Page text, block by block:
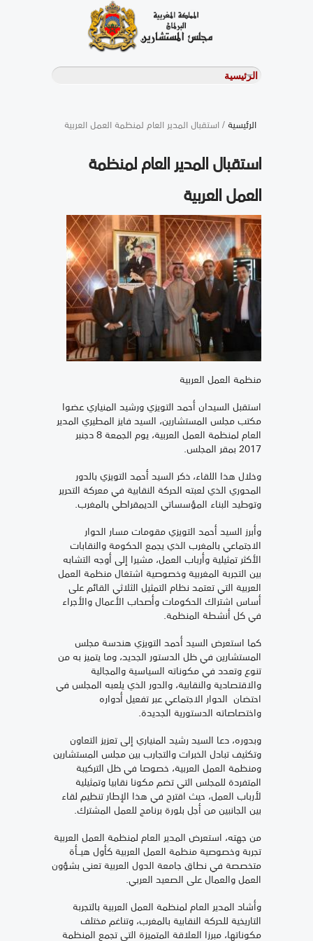
الرئيسية/ استقبال المدير العام لمنظمة العمل العربية
استقبال المدير العام لمنظمة
العمل العربية
منظمة العمل العربية
استقبل السيدان أحمد التويزي ورشيد المنياري عضوا
مكتب مجلس المستشارين، السيد فايز المطيري المدير
العام لمنظمة العمل العربية، يوم الجمعة 8 دجنبر
2017 بمقر المجلس.
وخلال هذا اللقاء، ذكر السيد أحمد التويزي بالدور
المحوري الذي لعبته الحركة النقابية في معركة التحرير
وتوطيد البناء المؤسساتي الديمقراطي بالمغرب.
وأبرز السيد أحمد التويزي مقومات مسار الحوار
الاجتماعي بالمغرب الذي يجمع الحكومة والنقابات
الأكثر تمثيلية وأرباب العمل، مشيرا إلى أوجه التشابه
بين التجربة المغربية وخصوصية اشتغال منظمة العمل
العربية التي تعتمد نظام التمثيل الثلاثي القائم على
أساس اشتراك الحكومات وأصحاب الأعمال والأجراء
في كل أنشطة المنظمة.
كما استعرض السيد أحمد التويزي هندسة مجلس
المستشارين في ظل الدستور الجديد، وما يتميز به من
تنوع وتعدد في مكوناته السياسية والمجالية
والاقتصادية والنقابية، والدور الذي يلعبه المجلس في
احتضان الحوار الاجتماعي عبر تفعيل أدواره
واختصاصاته الدستورية الجديدة.
وبدوره، دعا السيد رشيد المنياري إلى تعزيز التعاون
وتكثيف تبادل الخبرات والتجارب بين مجلس المستشارين
ومنظمة العمل العربية، خصوصا في ظل التركيبة
المتفردة للمجلس التي تضم مكونا نقابيا وتمثيلية
لأرباب العمل، حيث اقترح في هذا الإطار تنظيم لقاء
بين الجانبين من أجل بلورة برنامج للعمل المشترك.
من جهته، استعرض المدير العام لمنظمة العمل العربية
تجربة وخصوصية منظمة العمل العربية كأول هيــأة
متخصصة في نطاق جامعة الدول العربية تعنى بشؤون
العمل والعمال على الصعيد العربي.
وأشاد المدير العام لمنظمة العمل العربية بالتجربة
التاريخية للحركة النقابية بالمغرب، وتناغم مختلف
مكوناتها، مبرزا العلاقة المتميزة التي تجمع المنظمة